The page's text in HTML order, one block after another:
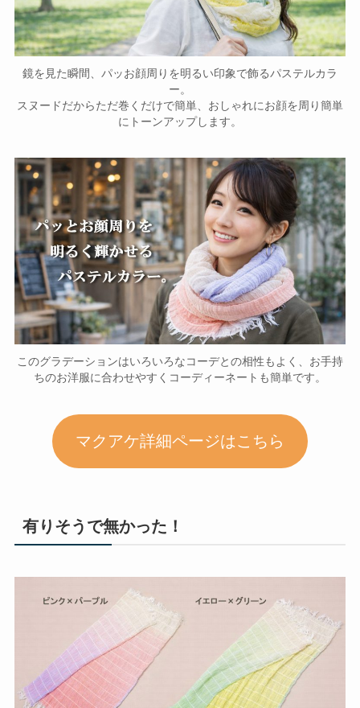
鏡を見た瞬間、パッお顔周りを明るい印象で飾るパステルカラ
ー。
スヌードだからただ巻くだけで簡単、おしゃれにお顔を周り簡単
にトーンアップします。
このグラデーションはいろいろなコーデとの相性もよく、お手持
ちのお洋服に合わせやすくコーディーネートも簡単です。
マクアケ詳細ページはこちら
有りそうで無かった！